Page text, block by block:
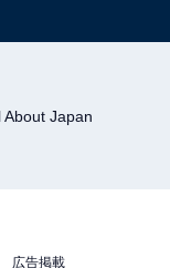
About Japan
広告掲載